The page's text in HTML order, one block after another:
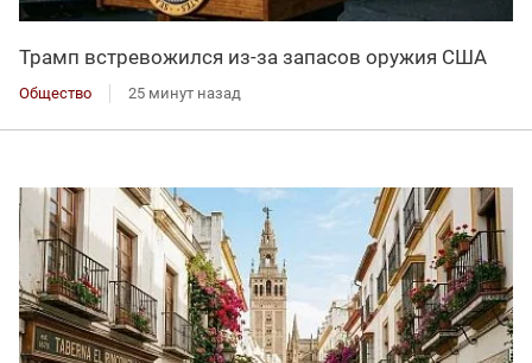
Трамп встревожился из-за запасов оружия США
Общество 25 минут назад